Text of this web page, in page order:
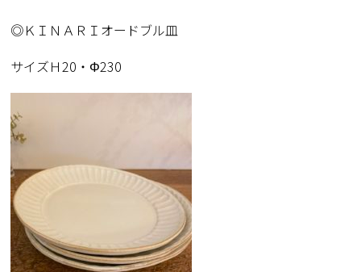
◎ＫＩＮＡＲＩオードブル皿
サイズＨ20・Φ230